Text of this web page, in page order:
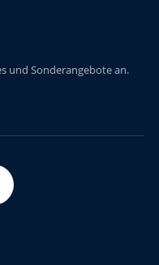
und Sonderangebote an.